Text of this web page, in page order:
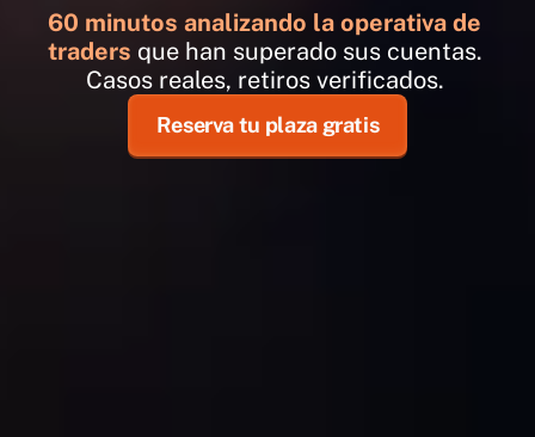
60 minutos analizando la operativa de
traders que han superado sus cuentas.
Casos reales, retiros verificados.
Reserva tu plaza gratis